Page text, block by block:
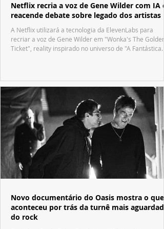
Netflix recria a voz de Gene Wilder com IA e
reacende debate sobre legado dos artistas
A Netflix utilizará a tecnologia da ElevenLabs para
recriar a voz de Gene Wilder em "Wonka's The Golden
Ticket", reality inspirado no universo de "A Fantástica
Novo documentário do Oasis mostra o que
aconteceu por trás da turnê mais aguardada
do rock